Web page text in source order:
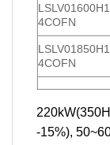
4COFN
4COFN
-15%),